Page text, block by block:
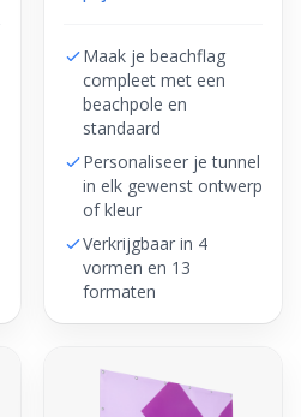
Maak je beachflag
compleet met een
beachpole en
standaard
Personaliseer je tunnel
in elk gewenst ontwerp
of kleur
Verkrijgbaar in 4
vormen en 13
formaten